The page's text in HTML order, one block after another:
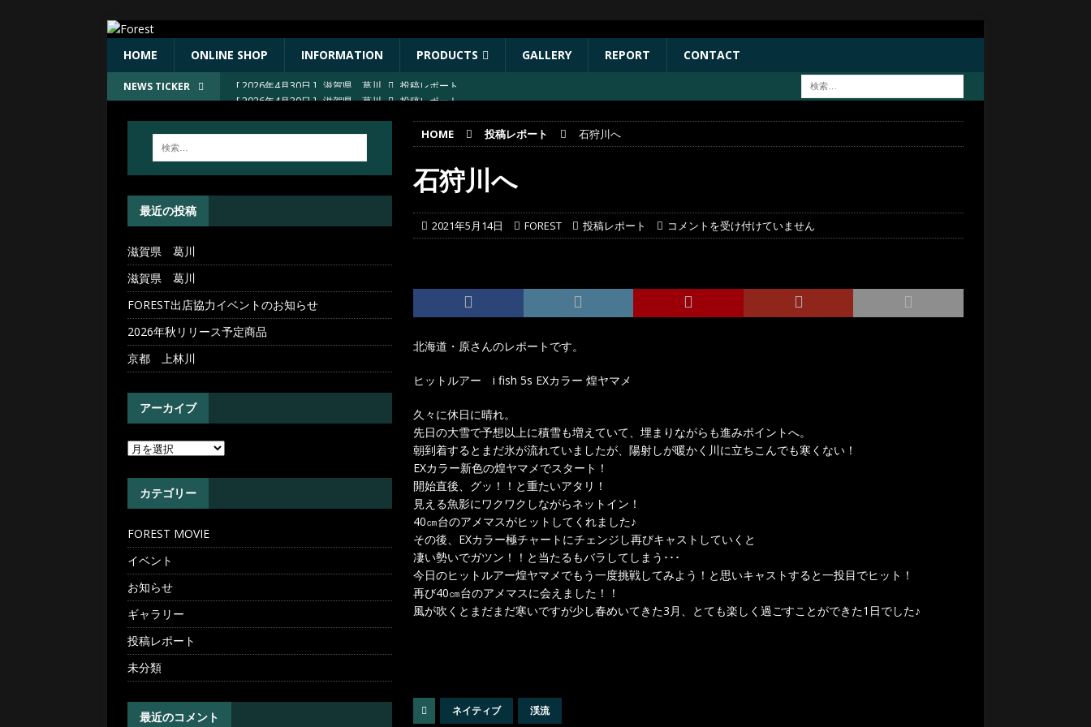
HOME ONLINE SHOP INFORMATION PRODUCTS GALLERY REPORT CONTACT
NEWS TICKER [ 2026年4月30日 ] 滋賀県 葛川
投稿レポート
2026年秋リリース予定商品
お知らせ
投稿レポート
[ 2026年4月30日 ] 滋賀県 葛川 投稿レポート
HOME 投稿レポート 石狩川へ
石狩川へ
2021年5月14日 FOREST 投稿レポート コメントを受け付けていません
北海道・原さんのレポートです。
ヒットルアー i fish 5s EXカラー 煌ヤマメ
久々に休日に晴れ。
先日の大雪で予想以上に積雪も増えていて、埋まりながらも進みポイントへ。
朝到着するとまだ氷が流れていましたが、陽射しが暖かく川に立ちこんでも寒くない！
EXカラー新色の煌ヤマメでスタート！
開始直後、グッ！！と重たいアタリ！
見える魚影にワクワクしながらネットイン！
40㎝台のアメマスがヒットしてくれました♪
その後、EXカラー極チャートにチェンジし再びキャストしていくと
凄い勢いでガツン！！と当たるもバラしてしまう･･･
今日のヒットルアー煌ヤマメでもう一度挑戦してみよう！と思いキャストすると一投目でヒット！
再び40㎝台のアメマスに会えました！！
風が吹くとまだまだ寒いですが少し春めいてきた3月、とても楽しく過ごすことができた1日でした♪
ネイティブ 渓流
最近の投稿
滋賀県 葛川
滋賀県 葛川
FOREST出店協力イベントのお知らせ
2026年秋リリース予定商品
京都 上林川
アーカイブ
カテゴリー
FOREST MOVIE
イベント
お知らせ
ギャラリー
投稿レポート
未分類
最近のコメント